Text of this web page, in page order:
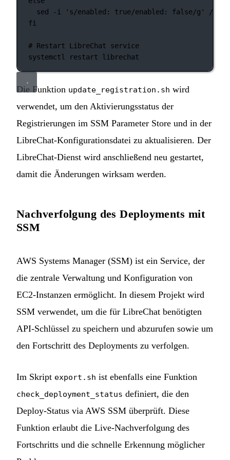
sed
-i 's/enabled: true/enabled: false/g'
/
fi
# Restart LibreChat service
systemctl
restart librechat
Die Funktion update_registration.sh wird
verwendet, um den Aktivierungsstatus der
Registrierungen im SSM Parameter Store und in der
LibreChat-Konfigurationsdatei zu aktualisieren. Der
LibreChat-Dienst wird anschließend neu gestartet,
damit die Änderungen wirksam werden.
Nachverfolgung des Deployments mit
SSM
AWS Systems Manager (SSM) ist ein Service, der
die zentrale Verwaltung und Konfiguration von
EC2-Instanzen ermöglicht. In diesem Projekt wird
SSM verwendet, um die für LibreChat benötigten
API-Schlüssel zu speichern und abzurufen sowie um
den Fortschritt des Deployments zu verfolgen.
Im Skript export.sh ist ebenfalls eine Funktion
check_deployment_status definiert, die den
Deploy-Status via AWS SSM überprüft. Diese
Funktion erlaubt die Live-Nachverfolgung des
Fortschritts und die schnelle Erkennung möglicher